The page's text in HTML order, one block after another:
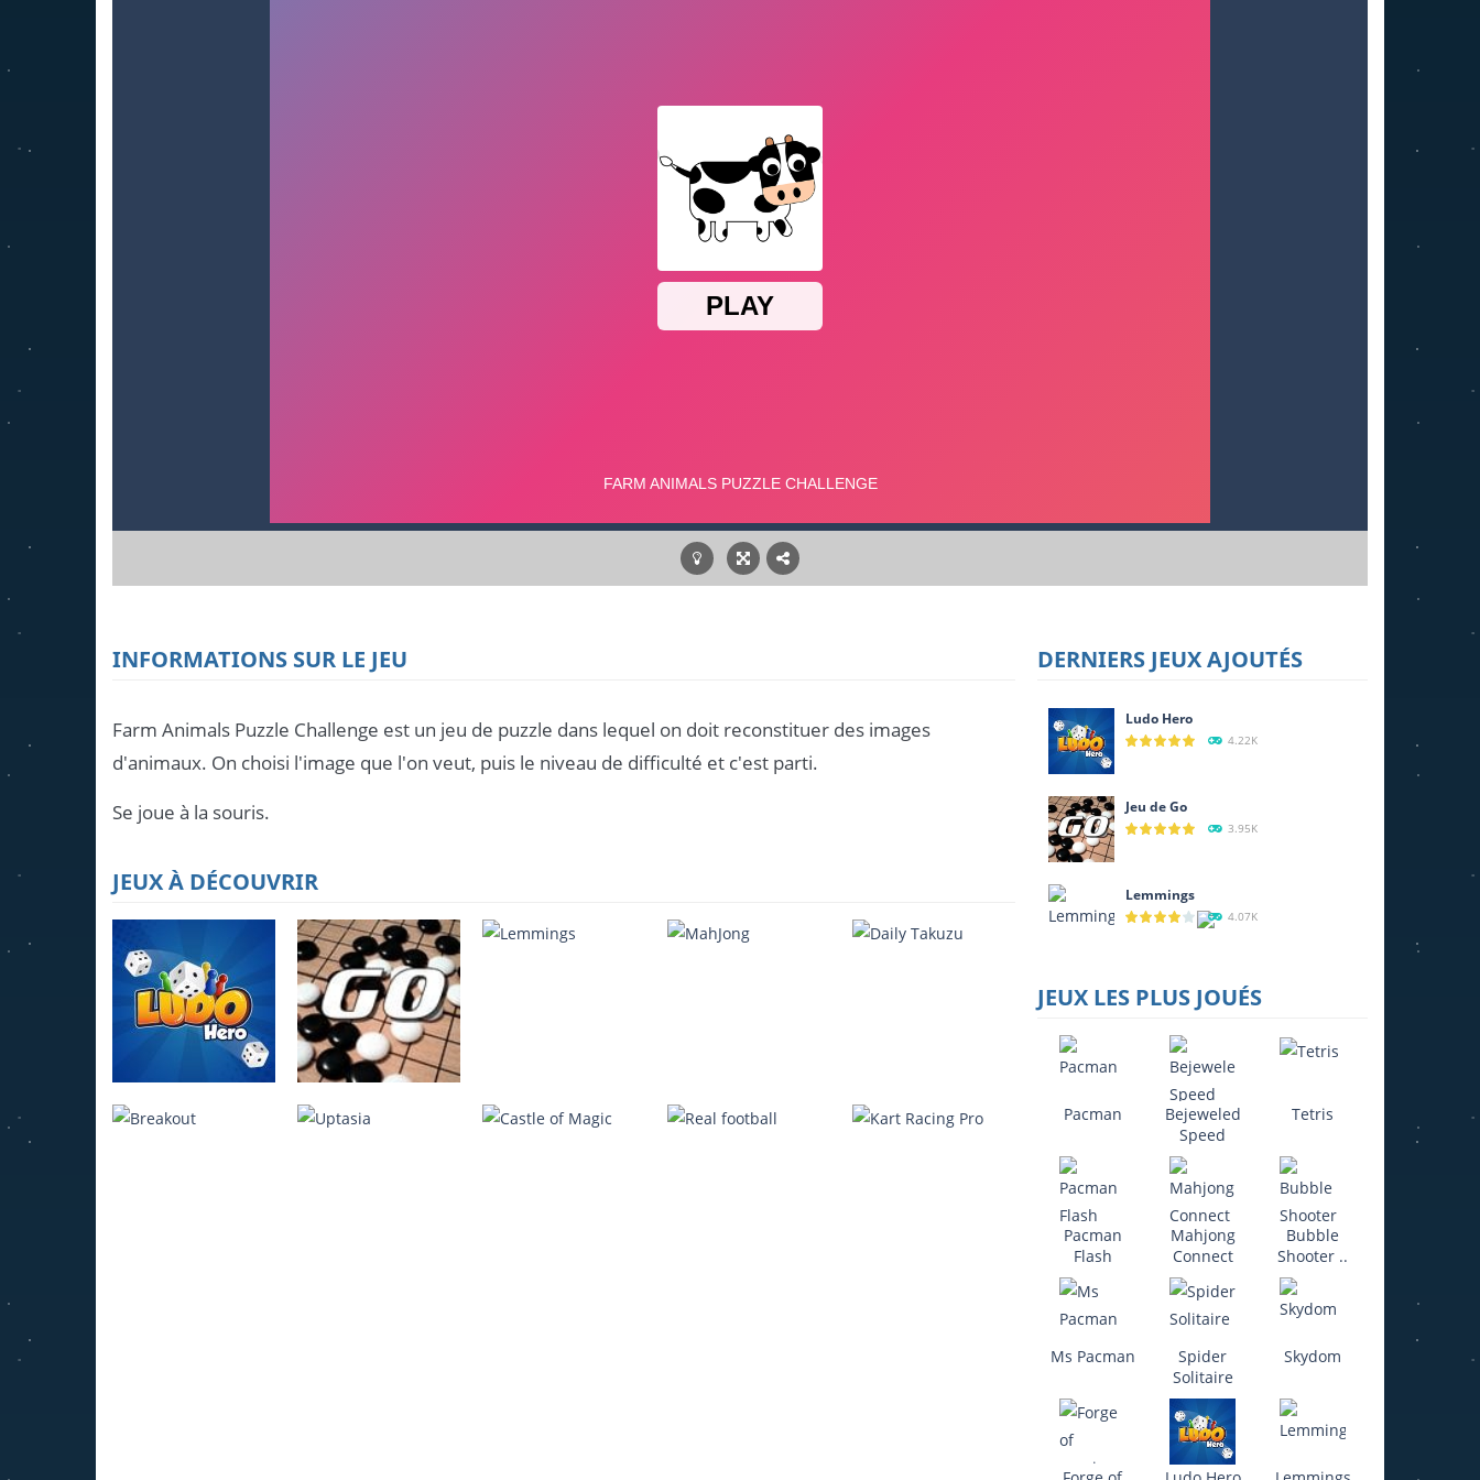
INFORMATIONS SUR LE JEU
Farm Animals Puzzle Challenge est un jeu de puzzle dans lequel on doit reconstituer des images
d'animaux. On choisi l'image que l'on veut, puis le niveau de difficulté et c'est parti.
Se joue à la souris.
JEUX À DÉCOUVRIR
DERNIERS JEUX AJOUTÉS
Ludo Hero
4.22K
Jeu de Go
3.95K
Lemmings
4.07K
JEUX LES PLUS JOUÉS
Pacman
Bejeweled
Speed
Tetris
Pacman
Flash
Mahjong
Connect
Bubble
Shooter ..
Ms Pacman
Spider
Solitaire
Skydom